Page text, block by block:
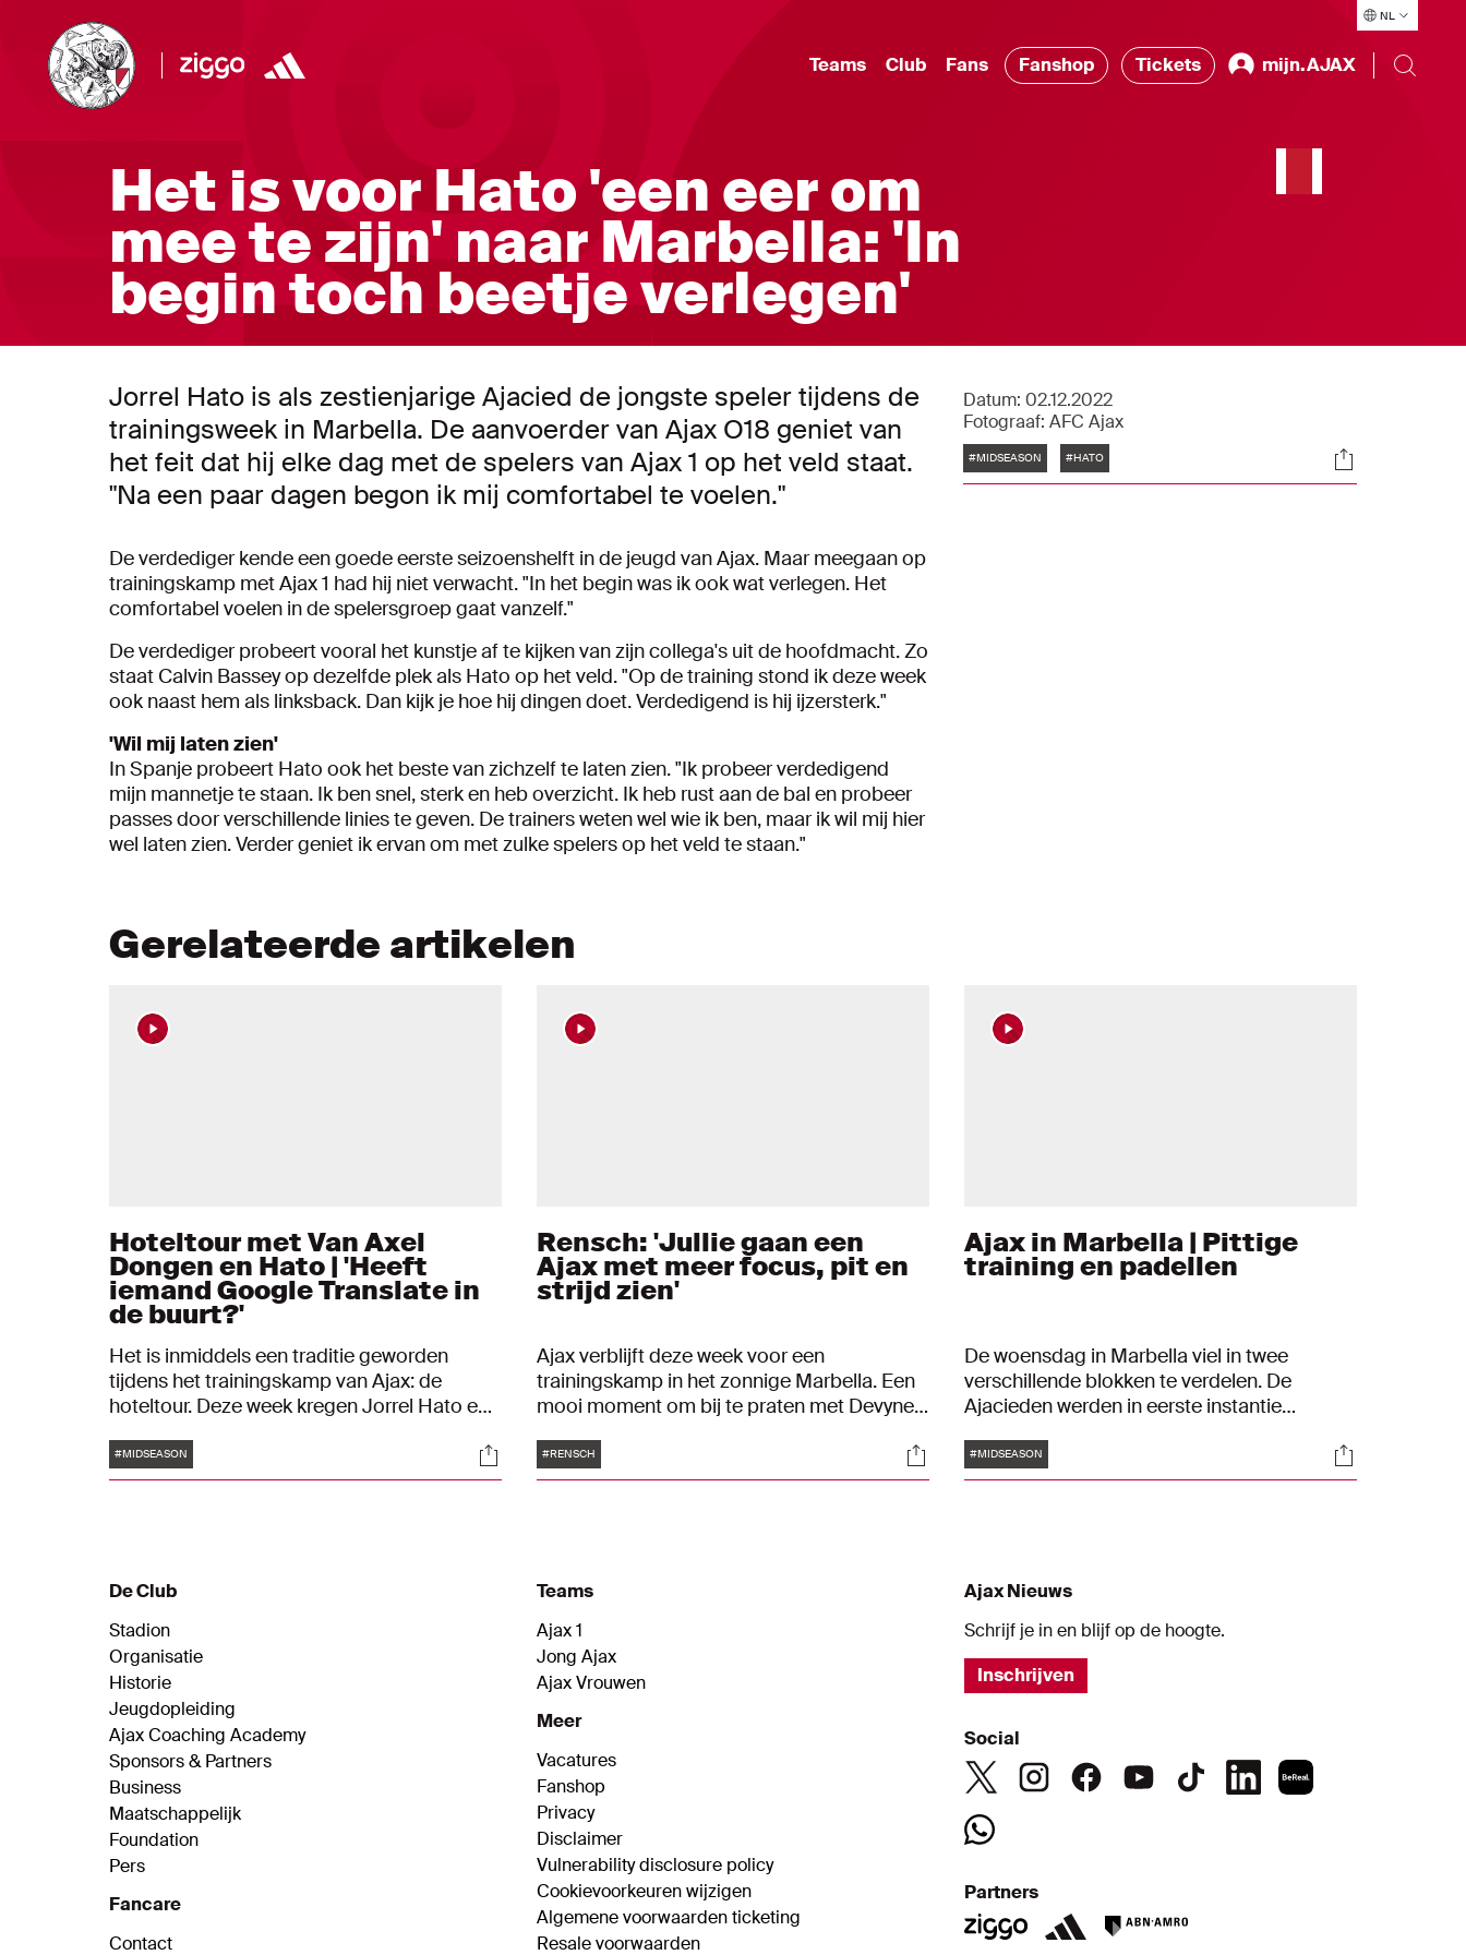
NL
Teams Club Fans Fanshop Tickets mijn.AJAX
Het is voor Hato 'een eer om
mee te zijn' naar Marbella: 'In
begin toch beetje verlegen'
Jorrel Hato is als zestienjarige Ajacied de jongste speler tijdens de
trainingsweek in Marbella. De aanvoerder van Ajax O18 geniet van
het feit dat hij elke dag met de spelers van Ajax 1 op het veld staat.
"Na een paar dagen begon ik mij comfortabel te voelen."
Datum: 02.12.2022
Fotograaf: AFC Ajax
Tags
#MIDSEASON #HATO Socials
De verdediger kende een goede eerste seizoenshelft in de jeugd van Ajax. Maar meegaan op
trainingskamp met Ajax 1 had hij niet verwacht. "In het begin was ik ook wat verlegen. Het
comfortabel voelen in de spelersgroep gaat vanzelf."
De verdediger probeert vooral het kunstje af te kijken van zijn collega's uit de hoofdmacht. Zo
staat Calvin Bassey op dezelfde plek als Hato op het veld. "Op de training stond ik deze week
ook naast hem als linksback. Dan kijk je hoe hij dingen doet. Verdedigend is hij ijzersterk."
'Wil mij laten zien'
In Spanje probeert Hato ook het beste van zichzelf te laten zien. "Ik probeer verdedigend
mijn mannetje te staan. Ik ben snel, sterk en heb overzicht. Ik heb rust aan de bal en probeer
passes door verschillende linies te geven. De trainers weten wel wie ik ben, maar ik wil mij hier
wel laten zien. Verder geniet ik ervan om met zulke spelers op het veld te staan."
Gerelateerde artikelen
Hoteltour met Van Axel
Dongen en Hato | 'Heeft
iemand Google Translate in
de buurt?'
Het is inmiddels een traditie geworden
tijdens het trainingskamp van Ajax: de
hoteltour. Deze week kregen Jorrel Hato en
de hand om ons mee te nemen in het hotel
van Ajax in Spanje. Neem een kijkje in de
aanknoopt met een werknemer van het
Tags
#MIDSEASON Socials
Rensch: 'Jullie gaan een
Ajax met meer focus, pit en
strijd zien'
Ajax verblijft deze week voor een
trainingskamp in het zonnige Marbella. Een
mooi moment om bij te praten met Devyne
vertrouwen in elkaar houden."
Tags
#RENSCH Socials
Ajax in Marbella | Pittige
training en padellen
De woensdag in Marbella viel in twee
verschillende blokken te verdelen. De
Ajacieden werden in eerste instantie
middag stond er teambuilding op het
programma. De spelers gingen naar de
Tags
#MIDSEASON Socials
De Club
Stadion
Organisatie
Historie
Jeugdopleiding
Ajax Coaching Academy
Sponsors & Partners
Business
Maatschappelijk
Foundation
Pers
Fancare
Contact
Teams
Ajax 1
Jong Ajax
Ajax Vrouwen
Meer
Vacatures
Fanshop
Privacy
Disclaimer
Vulnerability disclosure policy
Cookievoorkeuren wijzigen
Algemene voorwaarden ticketing
Resale voorwaarden
Ajax Nieuws
Schrijf je in en blijf op de hoogte.
Inschrijven
Social
Partners